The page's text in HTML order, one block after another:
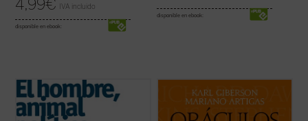
4,99€ IVA incluido
disponible en ebook:
disponible en ebook:
El proceso reduccionista al que se ha visto
sometida la política, convertida en una pura
relación de poder, se ha solapado
paradójicamente con una Sociedad
La ciencia forma parte de nuestra
compresión contemporánea del mundo y
de nuestra esperanza en el futuro. Para
algunos ha desplazado a la religión, y los